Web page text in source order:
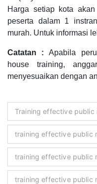
Harga setiap kota
peserta dalam 1
murah. Untuk informasi
Catatan : Apabila
house training,
menyesuaikan dengan
Training effective public
training effective public
training effective public
training effective public